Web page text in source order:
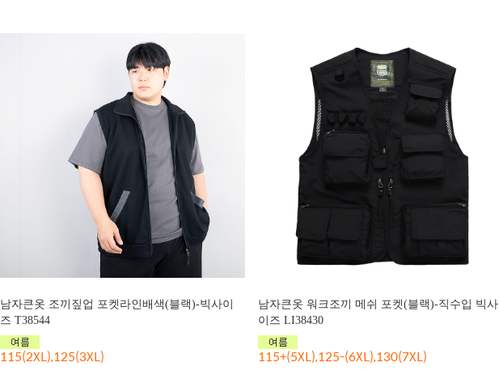
남자큰옷 조끼짚업 포켓라인배색(블랙)-빅사이
즈 T38544
115(2XL),125(3XL)
남자큰옷 워크조끼 메쉬 포켓(블랙)-직수입 빅사
이즈 LI38430
115+(5XL),125-(6XL),130(7XL)